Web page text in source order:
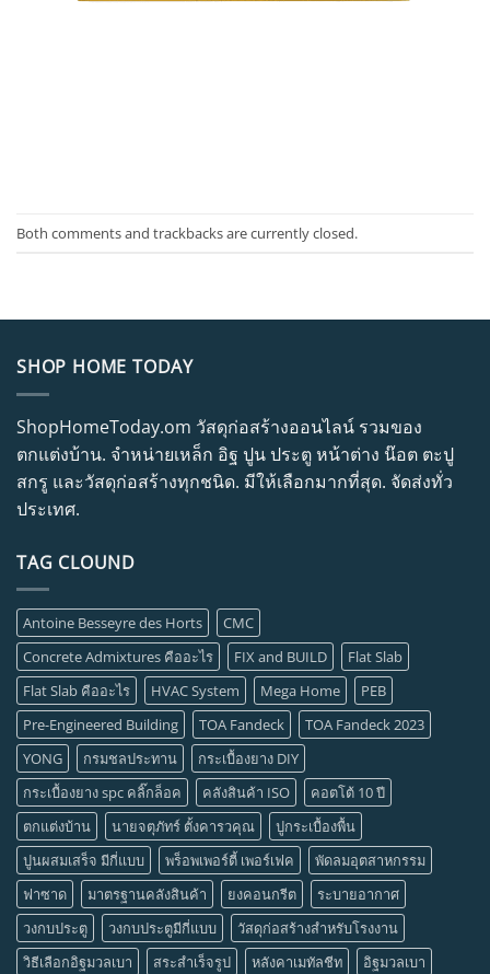
Both comments and trackbacks are currently closed.
SHOP HOME TODAY
ShopHomeToday.om วัสดุก่อสร้างออนไลน์ รวมของ
ตกแต่งบ้าน. จำหน่ายเหล็ก อิฐ ปูน ประตู หน้าต่าง น๊อต ตะปู
สกรู และวัสดุก่อสร้างทุกชนิด. มีให้เลือกมากที่สุด. จัดส่งทั่ว
ประเทศ.
TAG CLOUND
Antoine Besseyre des Horts
CMC
Concrete Admixtures คืออะไร
FIX and BUILD
Flat Slab
Flat Slab คืออะไร
HVAC System Mega Home
PEB
Pre-Engineered Building
TOA Fandeck
TOA Fandeck 2023
YONG
กรมชลประทาน
กระเบื้องยาง DIY
กระเบื้องยาง spc คลิ๊กล็อค
คลังสินค้า ISO
คอตโต้ 10 ปี
ตกแต่งบ้าน
นายจตุภัทร์ ตั้งคารวคุณ
ปูกระเบื้องพื้น
ปูนผสมเสร็จ มีกี่แบบ
พร็อพเพอร์ตี้ เพอร์เฟค
พัดลมอุตสาหกรรม
ฟาซาด
มาตรฐานคลังสินค้า ยงคอนกรีต
ระบายอากาศ
วงกบประตู
วงกบประตูมีกี่แบบ
วัสดุก่อสร้างสำหรับโรงงาน
วิธีเลือกอิฐมวลเบา
สระสำเร็จรูป หลังคาเมทัลชีท
อิฐมวลเบา